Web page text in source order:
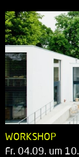
WORKSHOP
Fr. 04.09. um